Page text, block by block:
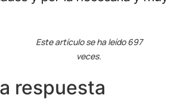
Este artículo se ha leído 697
veces.
respuesta